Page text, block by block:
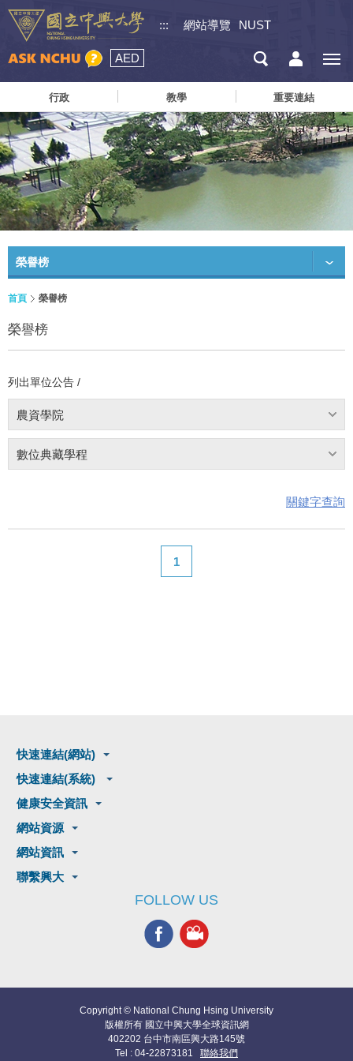
::: 網站導覽 NUST
AED
行政 教學 重要連結
榮譽榜
首頁 榮譽榜
榮譽榜
列出單位公告 /
農資學院
數位典藏學程
關鍵字查詢
1
快速連結(網站)
快速連結(系統)
健康安全資訊
網站資源
網站資訊
聯繫興大
FOLLOW US
Copyright © National Chung Hsing University
版權所有 國立中興大學全球資訊網
402202 台中市南區興大路145號
Tel : 04-22873181 聯絡我們